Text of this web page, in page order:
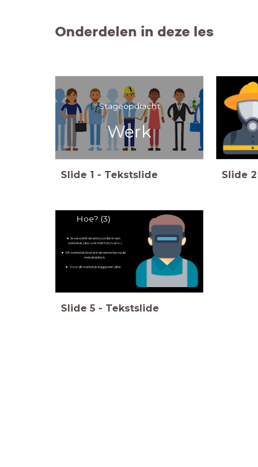
Onderdelen in deze les
Stageopdracht
Werk
Slide 1 - Tekstslide Slide 2
Hoe? (3)
Je verwerkt de antwoorden in een
werkstuk (dus ook met foto's enz.)
Dit werkstuk lever je in de eerste les na de
meivakantie in.
Voor dit werkstuk krijg je een cijfer.
Slide 5 - Tekstslide